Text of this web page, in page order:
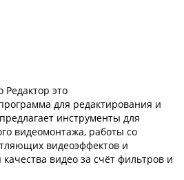
Редактор это
для редактирования и
инструменты для
видеомонтажа, работы со
видеоэффектов и
видео за счёт фильтров и